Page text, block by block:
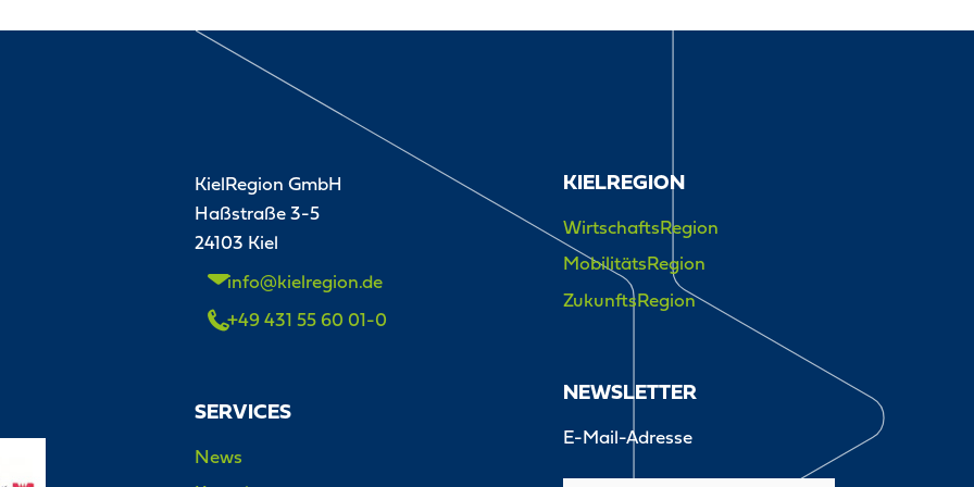
KielRegion GmbH
Haßstraße 3-5
24103 Kiel
info@kielregion.de
+49 431 55 60 01-0
SERVICES
News
KIELREGION
WirtschaftsRegion
MobilitätsRegion
ZukunftsRegion
NEWSLETTER
E-Mail-Adresse